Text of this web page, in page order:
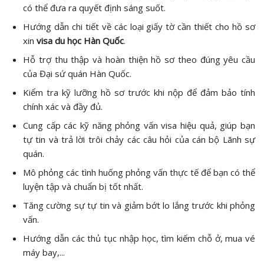
có thể đưa ra quyết định sáng suốt.
Hướng dẫn chi tiết về các loại giấy tờ cần thiết cho hồ sơ
xin visa du học Hàn Quốc.
Hỗ trợ thu thập và hoàn thiện hồ sơ theo đúng yêu cầu
của Đại sứ quán Hàn Quốc.
Kiểm tra kỹ lưỡng hồ sơ trước khi nộp để đảm bảo tính
chính xác và đầy đủ.
Cung cấp các kỹ năng phỏng vấn visa hiệu quả, giúp bạn
tự tin và trả lời trôi chảy các câu hỏi của cán bộ Lãnh sự
quán.
Mô phỏng các tình huống phỏng vấn thực tế để bạn có thể
luyện tập và chuẩn bị tốt nhất.
Tăng cường sự tự tin và giảm bớt lo lắng trước khi phỏng
vấn.
Hướng dẫn các thủ tục nhập học, tìm kiếm chỗ ở, mua vé
máy bay,...